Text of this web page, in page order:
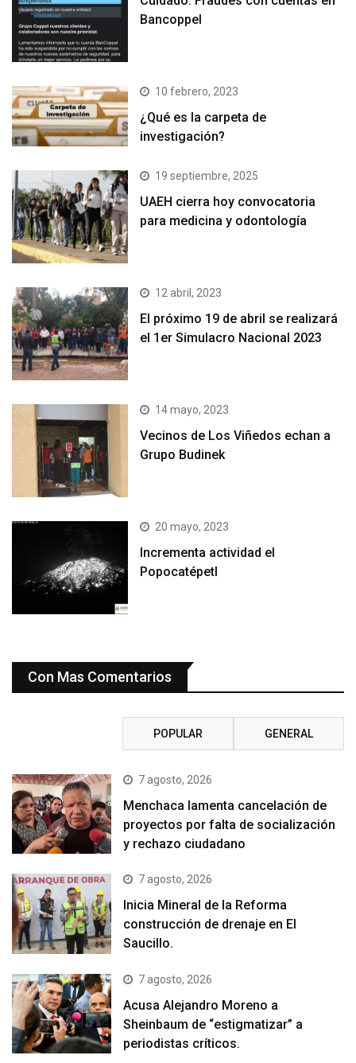
Bancoppel
10 febrero, 2023
¿Qué es la carpeta de
investigación?
19 septiembre, 2025
UAEH cierra hoy convocatoria
para medicina y odontología
12 abril, 2023
El próximo 19 de abril se realizará
el 1er Simulacro Nacional 2023
14 mayo, 2023
Vecinos de Los Viñedos echan a
Grupo Budinek
20 mayo, 2023
Incrementa actividad el
Popocatépetl
Con Mas Comentarios
POPULAR GENERAL
7 agosto, 2026
Menchaca lamenta cancelación de
proyectos por falta de socialización
y rechazo ciudadano
7 agosto, 2026
Inicia Mineral de la Reforma
construcción de drenaje en El
Saucillo.
7 agosto, 2026
Acusa Alejandro Moreno a
Sheinbaum de “estigmatizar” a
periodistas críticos.